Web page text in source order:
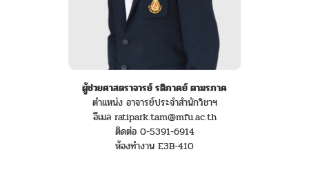
ผู้ช่วยศาสตราจารย์ รติภาคย์ ตามรภาค
ตำแหน่ง อาจารย์ประจำสำนักวิชาฯ
อีเมล ratipark.tam@mfu.ac.th
ติดต่อ 0-5391-6914
ห้องทำงาน E3B-410